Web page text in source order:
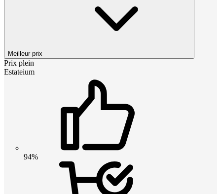
Meilleur prix
Prix plein
Estateium
94%